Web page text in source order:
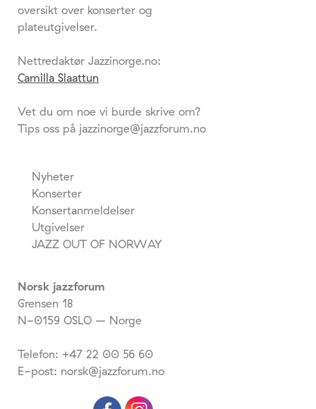
oversikt over konserter og
plateutgivelser.
Nettredaktør Jazzinorge.no:
Camilla Slaattun
Vet du om noe vi burde skrive om?
Tips oss på jazzinorge@jazzforum.no
Nyheter
Konserter
Konsertanmeldelser
Utgivelser
JAZZ OUT OF NORWAY
Norsk jazzforum
Grensen 18
N-0159 OSLO – Norge
Telefon: +47 22 00 56 60
E-post: norsk@jazzforum.no